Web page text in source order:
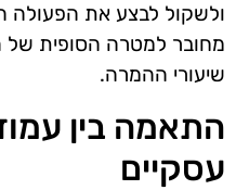
ולשקול לבצע את הפעולה
מחובר למטרה הסופית
שיעורי ההמרה.
התאמה בין
עסקיים